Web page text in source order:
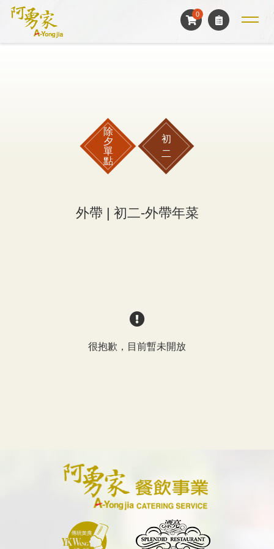
選
0
除
夕
單
點
初
二
外帶 | 初二-外帶年菜
很抱歉，目前暫未開放